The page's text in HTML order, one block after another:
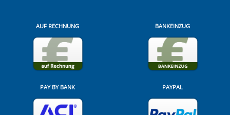
AUF RECHNUNG BANKEINZUG
PAY BY BANK PAYPAL